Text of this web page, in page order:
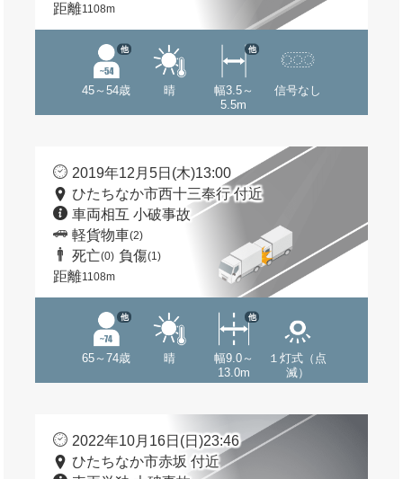
距離1108m
45～54歳
他
晴
幅3.5～
5.5m
他
信号なし
2019年12月5日(木)13:00
ひたちなか市西十三奉行 付近
車両相互 小破事故
軽貨物車(2)
死亡(0) 負傷(1)
距離1108m
65～74歳
他
晴
幅9.0～
13.0m
他
１灯式（点
滅）
2022年10月16日(日)23:46
ひたちなか市赤坂 付近